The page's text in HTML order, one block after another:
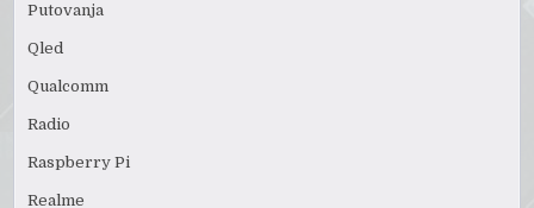
Putovanja
Qled
Qualcomm
Radio
Raspberry Pi
Realme